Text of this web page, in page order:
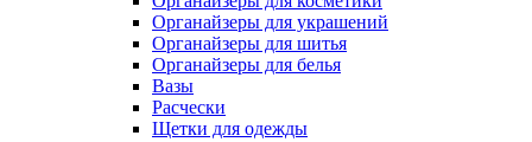
Органайзеры для украшений
Органайзеры для шитья
Органайзеры для белья
Вазы
Расчески
Щетки для одежды